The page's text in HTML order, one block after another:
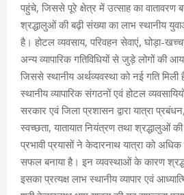
पहुंचे, जिससे पूरे क्षेत्र में उत्साह का वातावरण
श्रद्धालुओं की बढ़ी संख्या का लाभ स्थानीय
है। होटल व्यवसाय, परिवहन सेवाएं, घोड़ा-
अन्य व्यापारिक गतिविधियों से जुड़े लोगों की
जिससे स्थानीय अर्थव्यवस्था को नई गति मिली
स्थानीय व्यापारिक संगठनों एवं होटल
सरकार एवं जिला प्रशासन द्वारा यात्रा
स्वच्छता, यातायात नियंत्रण तथा श्रद्धालुओं
प्रभावी प्रयासों ने केदारनाथ यात्रा को
सफल बनाया है। इन व्यवस्थाओं के कारण
इसका प्रत्यक्ष लाभ स्थानीय व्यापार एवं